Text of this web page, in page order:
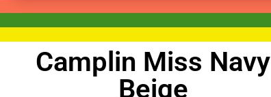
Camplin Miss Navy
Beige